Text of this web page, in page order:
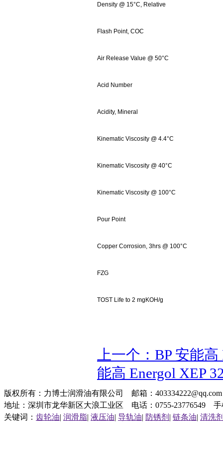
Density @ 15°C, Relative
Flash Point, COC
Air Release Value @ 50°C
Acid Number
Acidity, Mineral
Kinematic Viscosity @ 4.4°C
Kinematic Viscosity @ 40°C
Kinematic Viscosity @ 100°C
Pour Point
Copper Corrosion, 3hrs @ 100°C
FZG
TOST Life to 2 mgKOH/g
上一个：BP 安能
能高 Energol XEP
版权所有：力博士润滑油有限公司 邮箱：
地址：深圳市龙华新区大浪工业区 电话：0755-23776549 手
关键词： 齿轮油| 润滑脂| 液压油| 导轨油| 防锈剂 | 链条油| 清洗